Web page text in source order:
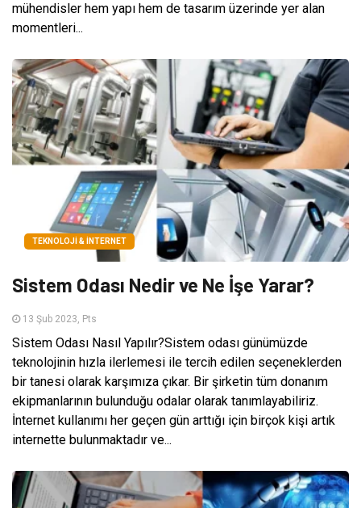
mühendisler hem yapı hem de tasarım üzerinde yer alan
momentleri...
TEKNOLOJI & İNTERNET
Sistem Odası Nedir ve Ne İşe Yarar?
13 Şub 2023, Pts
Sistem Odası Nasıl Yapılır?Sistem odası günümüzde
teknolojinin hızla ilerlemesi ile tercih edilen seçeneklerden
bir tanesi olarak karşımıza çıkar. Bir şirketin tüm donanım
ekipmanlarının bulunduğu odalar olarak tanımlayabiliriz.
İnternet kullanımı her geçen gün arttığı için birçok kişi artık
internette bulunmaktadır ve...